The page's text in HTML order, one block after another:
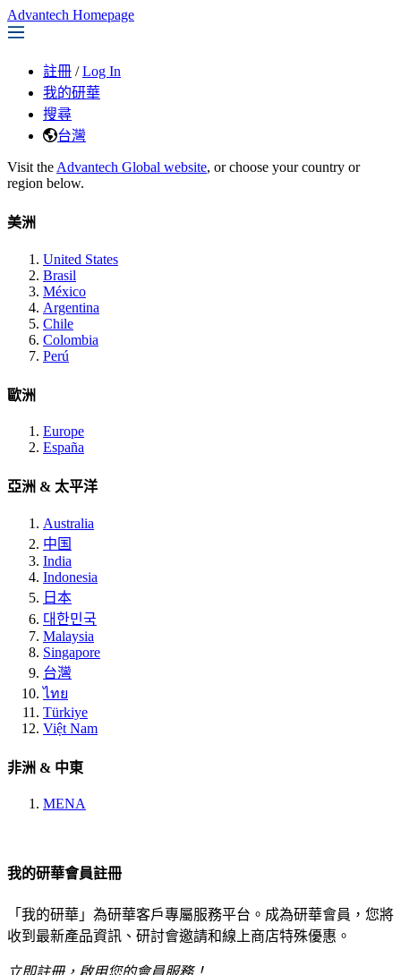
Advantech Homepage
註冊 / Log In
我的研華
搜尋
台灣
Visit the Advantech Global website, or choose your country or
region below.
美洲
United States
Brasil
México
Argentina
Chile
Colombia
Perú
歐洲
Europe
España
亞洲 & 太平洋
Australia
中国
India
Indonesia
日本
대한민국
Malaysia
Singapore
台灣
ไทย
Türkiye
Việt Nam
非洲 & 中東
MENA
我的研華會員註冊
「我的研華」為研華客戶專屬服務平台。成為研華會員，您將
收到最新產品資訊、研討會邀請和線上商店特殊優惠。
立即註冊，啟用您的會員服務！